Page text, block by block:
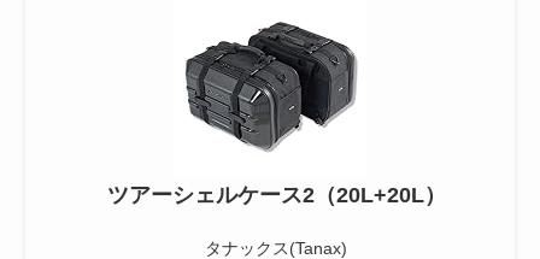
ツアーシェルケース2（20L+20L）
タナックス(Tanax)